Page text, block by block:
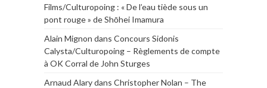
Films/Culturopoing : « De l’eau tiède sous un
pont rouge » de Shōhei Imamura
Alain Mignon dans Concours Sidonis
Calysta/Culturopoing – Règlements de compte
à OK Corral de John Sturges
Arnaud Alarydans Christopher Nolan – The